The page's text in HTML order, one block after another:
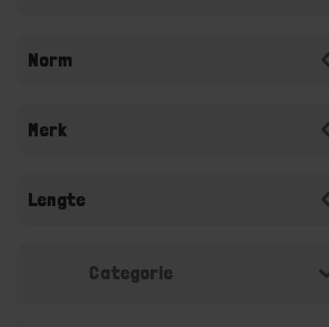
Norm
Merk
Lengte
Categorie